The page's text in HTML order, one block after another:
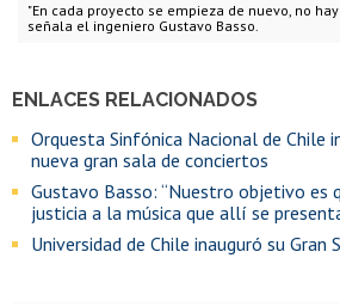
"En cada proyecto se empieza de nuevo, no
señala el ingeniero Gustavo Basso.
ENLACES RELACIONADOS
Orquesta Sinfónica Nacional de Chile
nueva gran sala de conciertos
Gustavo Basso: “Nuestro objetivo es
justicia a la música que allí se
Universidad de Chile inauguró su Gran